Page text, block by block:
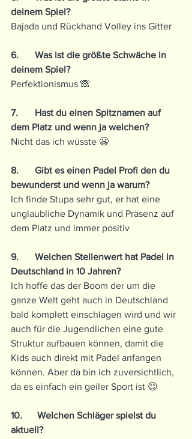
deinem Spiel?
Bajada und Rückhand Volley ins Gitter
6.	Was ist die größte Schwäche in
deinem Spiel?
Perfektionismus 🙈
7.	Hast du einen Spitznamen auf
dem Platz und wenn ja welchen?
Nicht das ich wüsste 😬
8.	Gibt es einen Padel Profi den du
bewunderst und wenn ja warum?
Ich finde Stupa sehr gut, er hat eine
unglaubliche Dynamik und Präsenz auf
dem Platz und immer positiv
9.	Welchen Stellenwert hat Padel in
Deutschland in 10 Jahren?
Ich hoffe das der Boom der um die
ganze Welt geht auch in Deutschland
bald komplett einschlagen wird und wir
auch für die Jugendlichen eine gute
Struktur aufbauen können, damit die
Kids auch direkt mit Padel anfangen
können. Aber da bin ich zuversichtlich,
da es einfach ein geiler Sport ist 😉
10.	 Welchen Schläger spielst du
aktuell?